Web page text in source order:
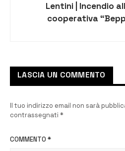
Lentini | Incendio
cooperativa
LASCIA UN COMMENTO
Il tuo indirizzo email non sarà
contrassegnati *
COMMENTO *